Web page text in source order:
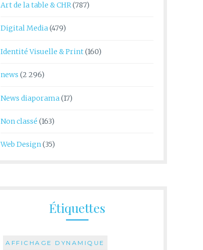
Art de la table & CHR(787)
Digital Media(479)
Identité Visuelle & Print(160)
news (2 296)
News diaporama(17)
Non classé (163)
Web Design(35)
Étiquettes
AFFICHAGE DYNAMIQUE